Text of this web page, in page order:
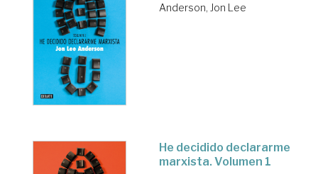
Anderson, Jon Lee
He decidido declararme
marxista. Volumen 1